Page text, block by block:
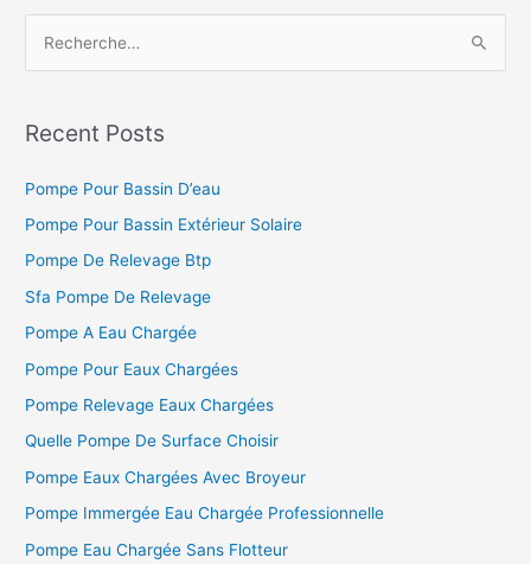
h
r
c
h
:
Recent Posts
Pompe Pour Bassin D’eau
Pompe Pour Bassin Extérieur Solaire
Pompe De Relevage Btp
Sfa Pompe De Relevage
Pompe A Eau Chargée
Pompe Pour Eaux Chargées
Pompe Relevage Eaux Chargées
Quelle Pompe De Surface Choisir
Pompe Eaux Chargées Avec Broyeur
Pompe Immergée Eau Chargée Professionnelle
Pompe Eau Chargée Sans Flotteur